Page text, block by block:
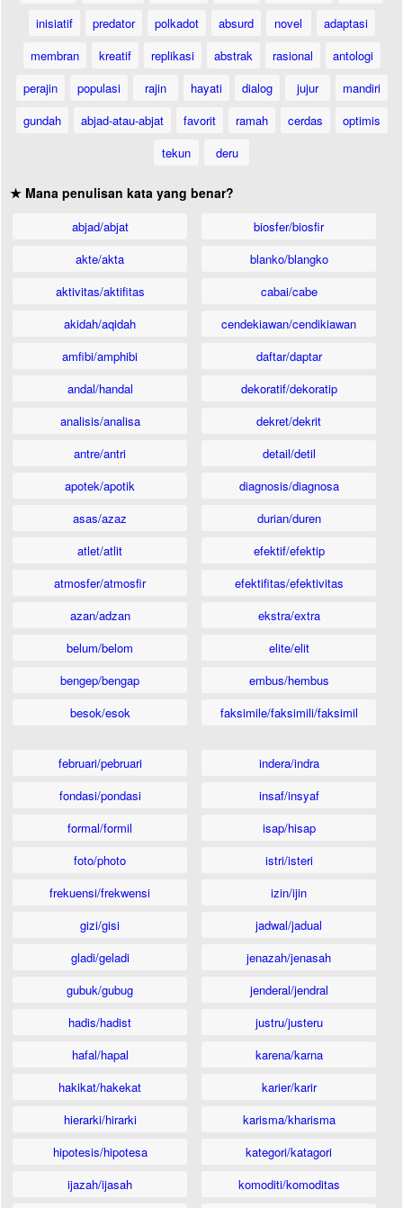
inisiatif
predator polkadot absurd novel
adaptasi
membran
kreatif replikasi abstrak rasional
antologi
perajin
populasi rajin hayati dialog jujur
mandiri
gundah
abjad-atau-abjat favorit ramah cerdas
optimis
tekun
deru
★ Mana penulisan kata yang benar?
abjad/abjat
akte/akta
aktivitas/aktifitas
akidah/aqidah
amfibi/amphibi
andal/handal
analisis/analisa
antre/antri
apotek/apotik
asas/azaz
atlet/atlit
atmosfer/atmosfir
azan/adzan
belum/belom
bengep/bengap
besok/esok
biosfer/biosfir
blanko/blangko
cabai/cabe
cendekiawan/cendikiawan
daftar/daptar
dekoratif/dekoratip
dekret/dekrit
detail/detil
diagnosis/diagnosa
durian/duren
efektif/efektip
efektifitas/efektivitas
ekstra/extra
elite/elit
embus/hembus
faksimile/faksimili/faksimil
februari/pebruari
fondasi/pondasi
formal/formil
foto/photo
frekuensi/frekwensi
gizi/gisi
gladi/geladi
gubuk/gubug
hadis/hadist
hafal/hapal
hakikat/hakekat
hierarki/hirarki
hipotesis/hipotesa
ijazah/ijasah
indera/indra
insaf/insyaf
isap/hisap
istri/isteri
izin/ijin
jadwal/jadual
jenazah/jenasah
jenderal/jendral
justru/justeru
karena/karna
karier/karir
karisma/kharisma
kategori/katagori
komoditi/komoditas